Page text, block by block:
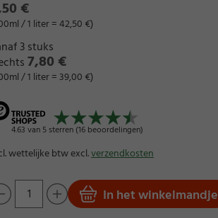
€
/ 1 liter = 42,50 €)
3 stuks
7,80 €
/ 1 liter = 39,00 €)
4.63 van 5 sterren (16 beoordelingen)
wettelijke btw excl.verzendkosten
In het winkelmandje